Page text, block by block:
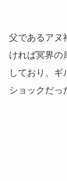
父であるアヌ
ければ冥界の
しており、
ショックだっ